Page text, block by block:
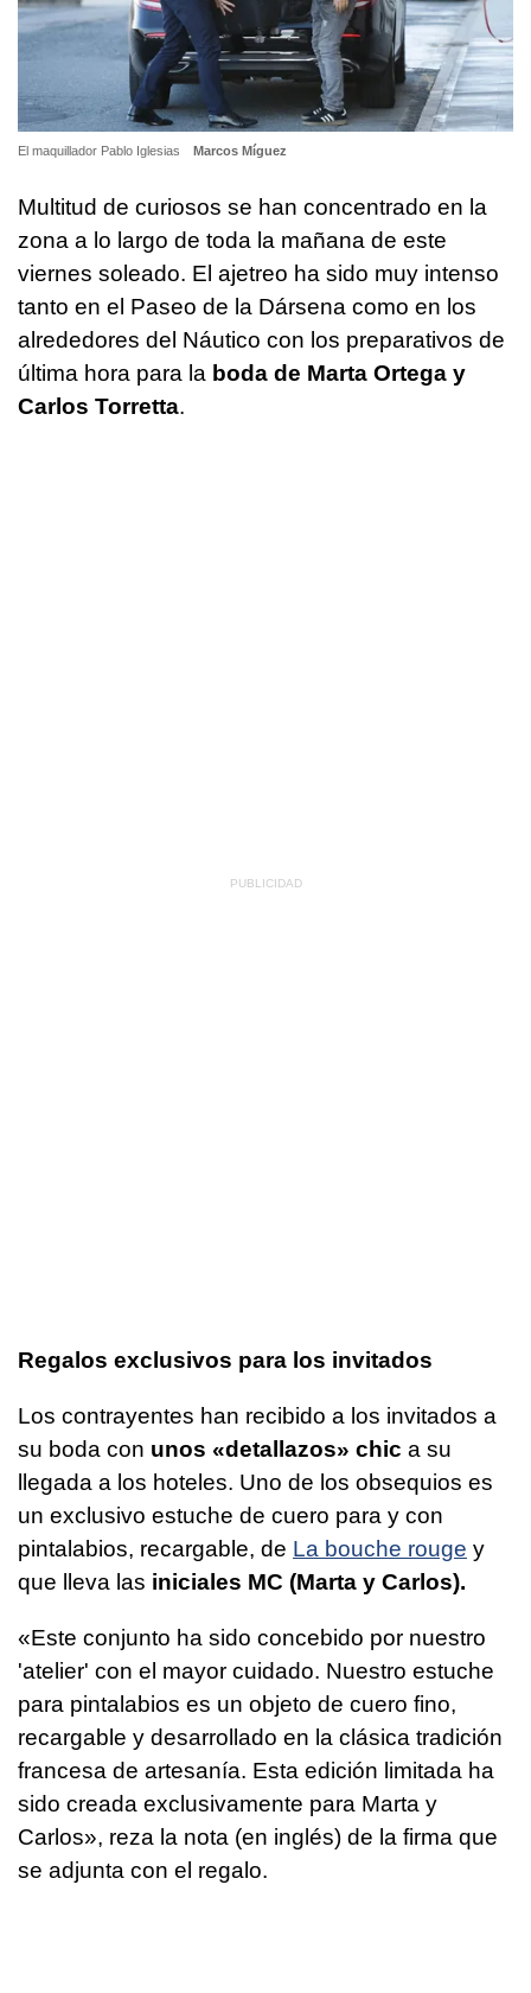
El maquillador Pablo Iglesias Marcos Míguez
Multitud de curiosos se han concentrado en la
zona a lo largo de toda la mañana de este
viernes soleado. El ajetreo ha sido muy intenso
tanto en el Paseo de la Dársena como en los
alrededores del Náutico con los preparativos de
última hora para la boda de Marta Ortega y
Carlos Torretta.
Regalos exclusivos para los invitados
Los contrayentes han recibido a los invitados a
su boda con unos «detallazos» chic a su
llegada a los hoteles. Uno de los obsequios es
un exclusivo estuche de cuero para y con
pintalabios, recargable, de La bouche rouge y
que lleva las iniciales MC (Marta y Carlos).
«Este conjunto ha sido concebido por nuestro
'atelier' con el mayor cuidado. Nuestro estuche
para pintalabios es un objeto de cuero fino,
recargable y desarrollado en la clásica tradición
francesa de artesanía. Esta edición limitada ha
sido creada exclusivamente para Marta y
Carlos», reza la nota (en inglés) de la firma que
se adjunta con el regalo.